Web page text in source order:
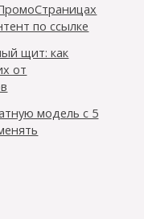
по ссылке
щит: как
от
модель с 5